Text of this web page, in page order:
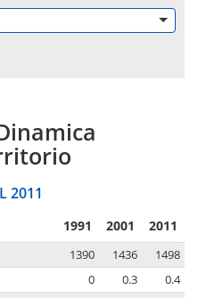
2011
1991 2001 2011
1390 1436
1498
0 0.3
0.4